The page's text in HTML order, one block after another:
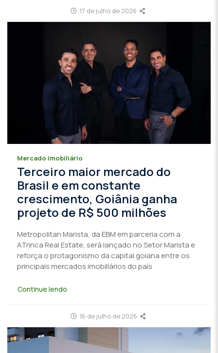
17 de julho de 2026
Mercado imobiliário
Terceiro maior mercado do
Brasil e em constante
crescimento, Goiânia ganha
projeto de R$ 500 milhões
Metropolitan Marista, da EBM em parceria com a
ATrinca Real Estate, será lançado no Setor Marista e
reforça o protagonismo da capital goiana entre os
principais mercados imobiliários do país
Continue lendo
16 de julho de 2026